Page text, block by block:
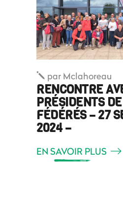
par Mclahoreau
RENCONTRE
PRÉSIDENTS
FÉDÉRÉS – 27
2024 –
EN SAVOIR PLUS